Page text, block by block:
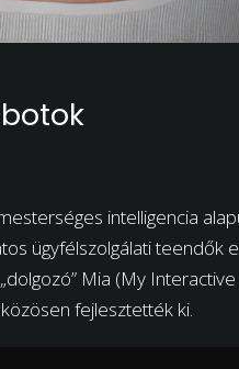
intelligencia
ügyfélszolgálati teendők
Mia (My
fejlesztették ki.